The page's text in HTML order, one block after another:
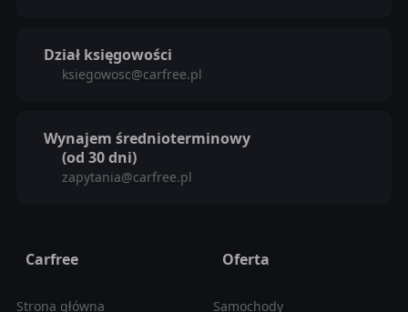
Dział księgowości
ksiegowosc@carfree.pl
Wynajem średnioterminowy
(od 30 dni)
zapytania@carfree.pl
Carfree
Strona główna
Oferta
Samochody